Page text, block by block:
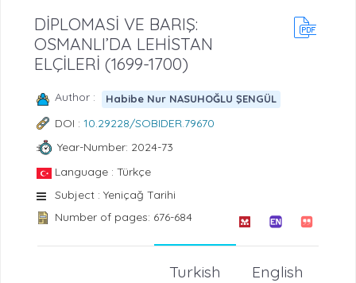
DİPLOMASİ VE BARIŞ:
OSMANLI’DA LEHİSTAN
ELÇİLERİ (1699-1700)
Author : Habibe Nur NASUHOĞLU ŞENGÜL
DOI : 10.29228/SOBIDER.79670
Year-Number: 2024-73
Language : Türkçe
Subject : Yeniçağ Tarihi
Number of pages: 676-684
English
Turkish